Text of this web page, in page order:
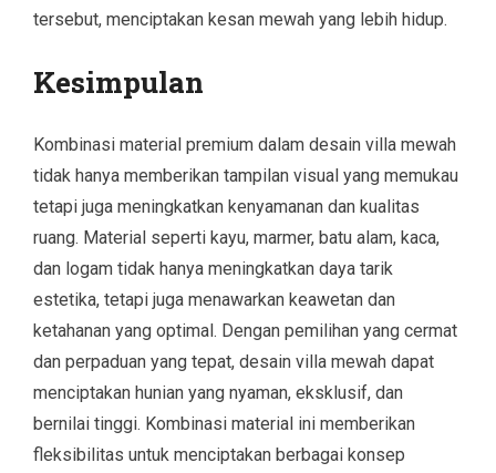
tersebut, menciptakan kesan mewah yang lebih hidup.
Kesimpulan
Kombinasi material premium dalam desain villa mewah
tidak hanya memberikan tampilan visual yang memukau
tetapi juga meningkatkan kenyamanan dan kualitas
ruang. Material seperti kayu, marmer, batu alam, kaca,
dan logam tidak hanya meningkatkan daya tarik
estetika, tetapi juga menawarkan keawetan dan
ketahanan yang optimal. Dengan pemilihan yang cermat
dan perpaduan yang tepat, desain villa mewah dapat
menciptakan hunian yang nyaman, eksklusif, dan
bernilai tinggi. Kombinasi material ini memberikan
fleksibilitas untuk menciptakan berbagai konsep